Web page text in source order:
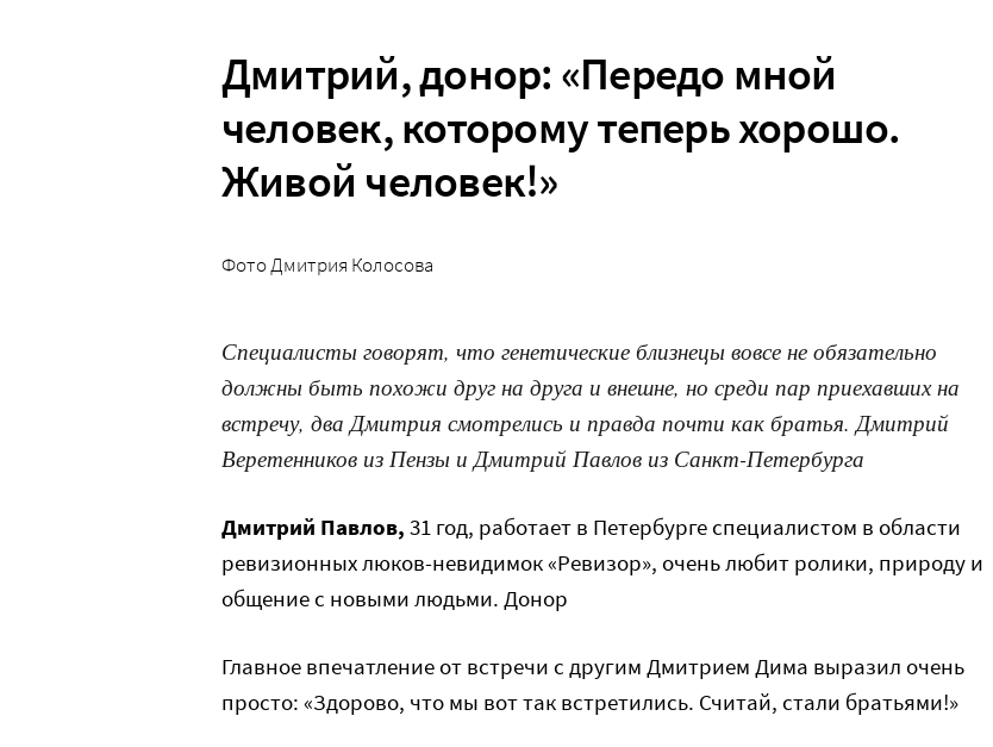
Дмитрий, донор: «Передо мной
человек, которому теперь хорошо.
Живой человек!»
Фото Дмитрия Колосова
Специалисты говорят, что генетические близнецы вовсе не обязательно
должны быть похожи друг на друга и внешне, но среди пар приехавших на
встречу, два Дмитрия смотрелись и правда почти как братья. Дмитрий
Веретенников из Пензы и Дмитрий Павлов из Санкт-Петербурга
Дмитрий Павлов, 31 год, работает в Петербурге специалистом в области
ревизионных люков-невидимок «Ревизор», очень любит ролики, природу и
общение с новыми людьми. Донор
Главное впечатление от встречи с другим Дмитрием Дима выразил очень
просто: «Здорово, что мы вот так встретились. Считай, стали братьями!»